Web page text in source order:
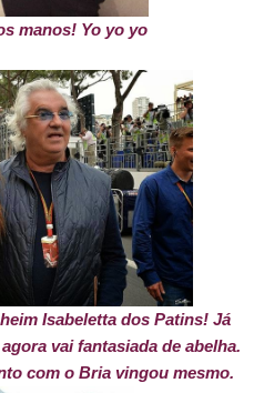
manos! Yo yo yo
Isabeletta dos Patins! Já
vai fantasiada de abelha.
com o Bria vingou mesmo.